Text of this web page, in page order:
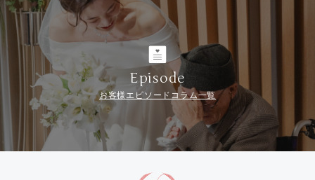
Episode
お客様エピソードコラム一覧